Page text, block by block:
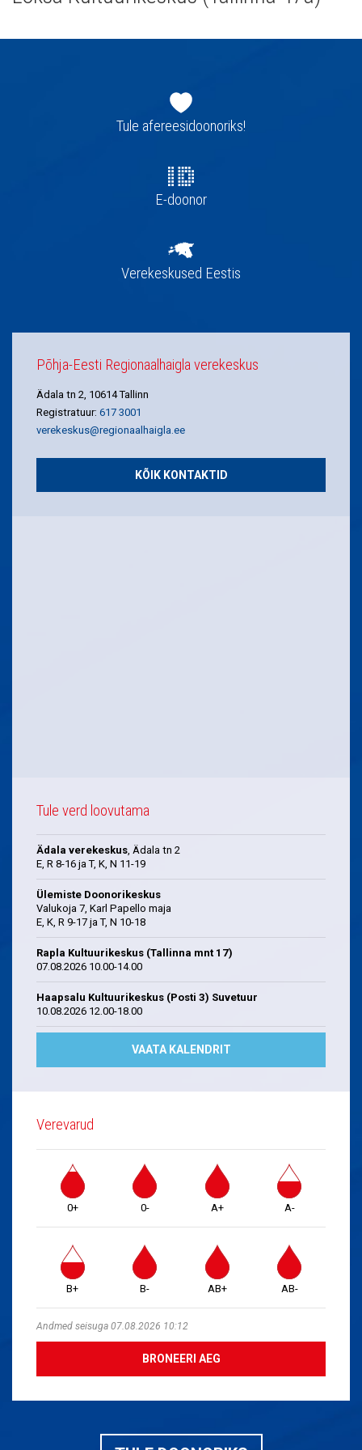
navigatsioonTule afereesidoonoriks!
E-doonor
Verekeskused Eestis
Põhja-Eesti Regionaalhaigla verekeskus
Ädala tn 2, 10614 Tallinn
Registratuur: 617 3001
verekeskus@regionaalhaigla.ee
KÕIK KONTAKTID
Tule verd loovutama
Ädala verekeskus, Ädala tn 2
E, R 8-16 ja T, K, N 11-19
Ülemiste Doonorikeskus
Valukoja 7, Karl Papello maja
E, K, R 9-17 ja T, N 10-18
Rapla Kultuurikeskus (Tallinna mnt 17)
07.08.2026 10.00-14.00
Haapsalu Kultuurikeskus (Posti 3) Suvetuur
10.08.2026 12.00-18.00
VAATA KALENDRIT
Verevarud
0+ 0- A+ A-
B+ B- AB+ AB-
Andmed seisuga 07.08.2026 10:12
BRONEERI AEG